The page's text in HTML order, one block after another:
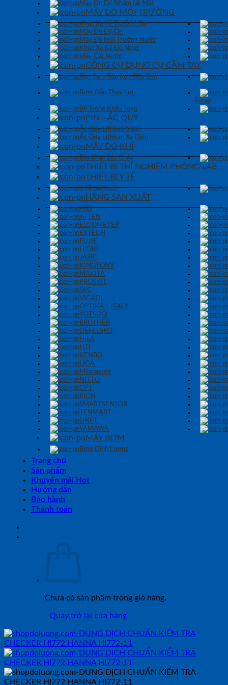
Máy Đo Độ Nhám Bề Mặt
MÁY ĐO MÔI TRƯỜNG
Khúc Xạ Kế Đo Độ Mặn
Máy Đo Độ Ồn
Máy Đo Môi Trường Nước
Khúc Xạ Kế Đo Ngọt
Máy Cất Nước
CÔNG CỤ DỤNG CỤ CẦM TAY
Ren Taro-Bàn Ren-Mũi Ren
Bơm Dầu Thuỷ Lực
Răng)
Bộ Tròng Khẩu Tuýp
PIN – ẮC QUY
Ắc Quy Lithium Solar
Ắc Quy Lithium Xe Điện
MÁY ĐO KHÍ
Báo Khói Báo Cháy
THIẾT BỊ THÍ NGHIỆM PHÒNG LAB
THIẾT BỊ Y TẾ
Y Tế Gia Đình
HÃNG SẢN XUẤT
ABB
ATTEN
ELCOMETER
EXTECH
FUJIE
HIOKI
JASIC
KINGTONY
MAKITA
PROSKIT
SKC
VICADI
OPTIKA – ITALY
YOTSUGI
BROTHER
DEFELSKO
HILA
HTI
KENBO
LIOA
Milwaukee
NITTO
OPT
RION
SMARTSENSOR
TENMART
UNI-T
YAMAWA
MÁY BƠM
Bơm Định Lượng
Trang chủ
Sản phẩm
Khuyến mãi Hot
Hướng dẫn
Bảo hành
Thanh toán
Chưa có sản phẩm trong giỏ hàng.
Quay trở lại cửa hàng